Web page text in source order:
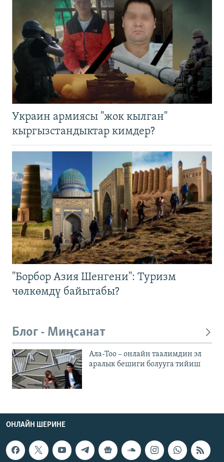
Украин армиясы "жок кылган"
кыргызстандыктар кимдер?
"Борбор Азия Шенгени": Туризм
чөлкөмдү байытабы?
Блог - Миңсанат
Ала-Тоо – онлайн таалимдин эл
аралык бешиги болууга тийиш
ОНЛАЙН ШЕРИНЕ